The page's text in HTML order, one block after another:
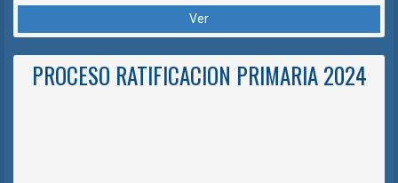
Ver
PROCESO RATIFICACION PRIMARIA 2024